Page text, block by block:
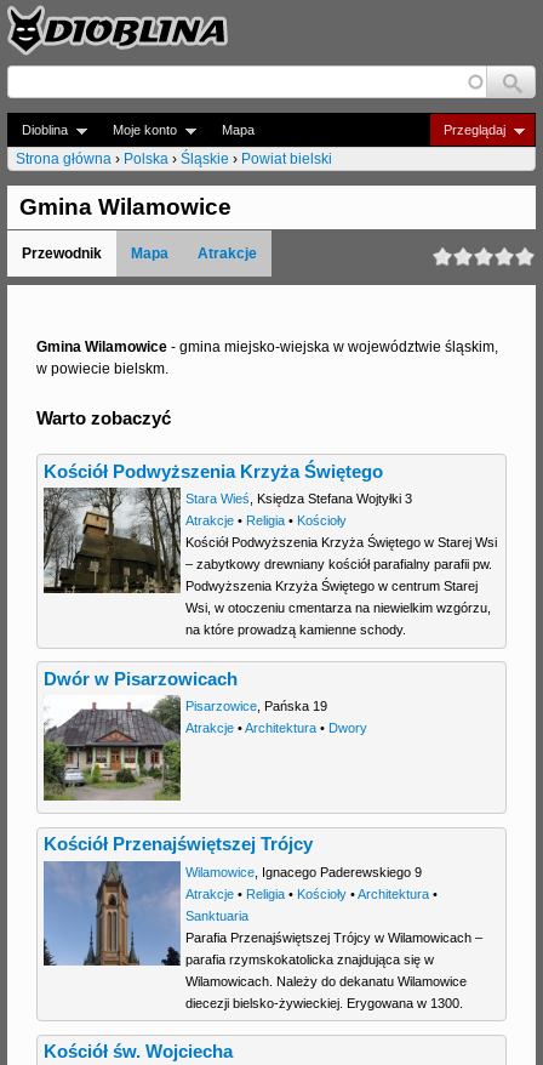
Jump to navigation
Dioblina Moje konto Przeglądaj
Mapa
J
e
s
Strona główna › Polska › Śląskie › Powiat bielski
Gmina Wilamowice
Przewodnik Mapa Atrakcje
Gmina Wilamowice - gmina miejsko-wiejska w województwie śląskim,
w powiecie bielskm.
Warto zobaczyć
Kościół Podwyższenia Krzyża Świętego
Stara Wieś
Księdza Stefana Wojtyłki 3
Atrakcje• Religia• Kościoły
Kościół Podwyższenia Krzyża Świętego w Starej Wsi
– zabytkowy drewniany kościół parafialny parafii pw.
Podwyższenia Krzyża Świętego w centrum Starej
Wsi, w otoczeniu cmentarza na niewielkim wzgórzu,
na które prowadzą kamienne schody.
Dwór w Pisarzowicach
Pisarzowice, Pańska 19
Atrakcje•Architektura• Dwory
Kościół Przenajświętszej Trójcy
Wilamowice, Ignacego Paderewskiego 9
Atrakcje• Religia• Kościoły•Architektura•
Sanktuaria
Parafia Przenajświętszej Trójcy w Wilamowicach –
parafia rzymskokatolicka znajdująca się w
Wilamowicach. Należy do dekanatu Wilamowice
diecezji bielsko-żywieckiej. Erygowana w 1300.
Kościół św. Wojciecha